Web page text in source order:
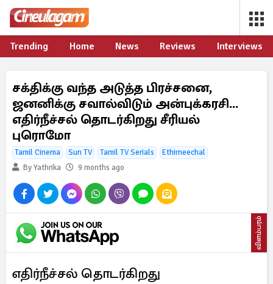
Trending Home News Reviews Interviews
சக்திக்கு வந்த அடுத்த பிரச்சனை,
ஜனனிக்கு சவால்விடும் அன்புக்கரசி...
எதிர்நீச்சல் தொடர்கிறது சீரியல்
புரொமோ
Tamil Cinema Sun TV Tamil TV Serials
Ethirneechal
By Yathrika
9 months ago
விளம்பரம்
எதிர்நீச்சல் தொடர்கிறது